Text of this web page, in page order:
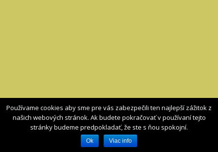
Používame cookies aby sme pre vás zabezpečili ten najlepší zážitok z
našich webových stránok. Ak budete pokračovať v používaní tejto
stránky budeme predpokladať, že ste s ňou spokojní.
Ok Viac info